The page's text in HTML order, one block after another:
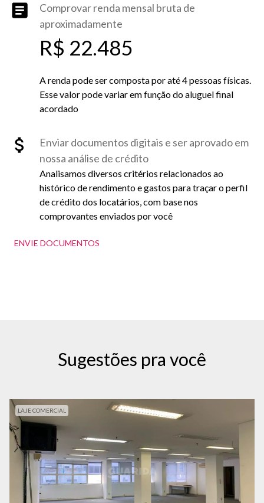
Comprovar renda mensal bruta de
aproximadamente
R$ 22.485
A renda pode ser composta por até 4 pessoas físicas.
Esse valor pode variar em função do aluguel final
acordado
Enviar documentos digitais e ser aprovado em
nossa análise de crédito
Analisamos diversos critérios relacionados ao
histórico de rendimento e gastos para traçar o perfil
de crédito dos locatários, com base nos
comprovantes enviados por você
ENVIE DOCUMENTOS
Sugestões pra você
LAJE COMERCIAL